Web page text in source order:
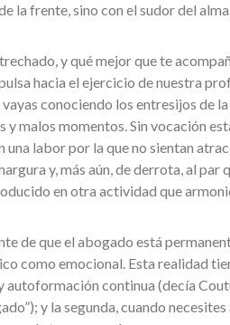
la frente, sino con el sudor del
y qué mejor que te
hacia el ejercicio de nuestra
conociendo los entresijos de
y malos momentos. Sin vocación
una labor por la que no sientan
y, más aún, de derrota, al par
en otra actividad que
de que el abogado está
como emocional. Esta realidad
continua (decía
y la segunda, cuando